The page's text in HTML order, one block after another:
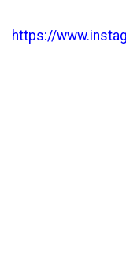
https://